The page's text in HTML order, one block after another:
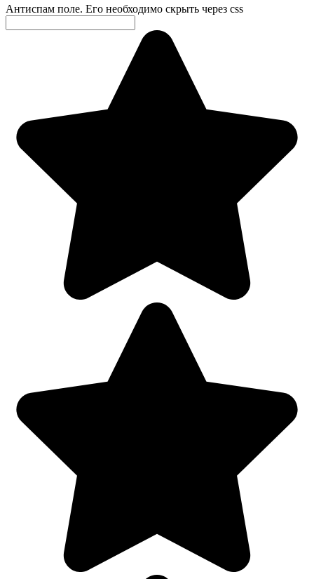
Антиспам поле. Его необходимо скрыть через css